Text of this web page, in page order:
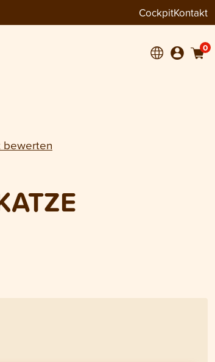
CockpitKontakt
0
bewerten